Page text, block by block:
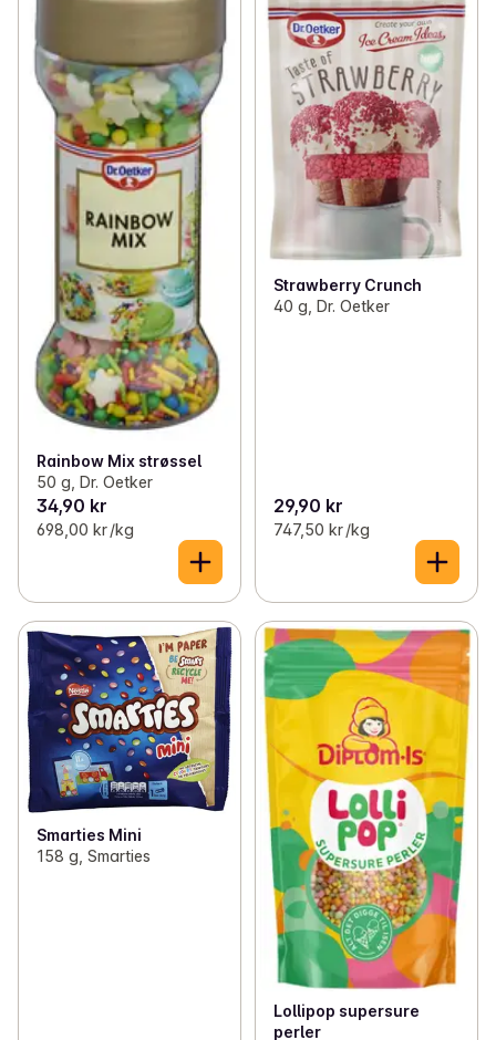
Rainbow Mix strøssel
50 g, Dr. Oetker
34,90 kr
698,00 kr /kg
Strawberry Crunch
40 g, Dr. Oetker
29,90 kr
747,50 kr /kg
Smarties Mini
158 g, Smarties
Lollipop supersure
perler